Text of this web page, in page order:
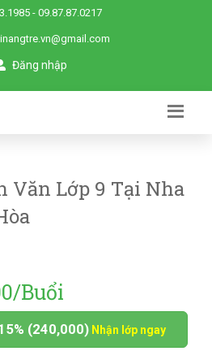
- 09.87.87.0217
Đăng nhập
Văn Lớp 9 Tại Nha
Buổi
(240,000) Nhận lớp ngay